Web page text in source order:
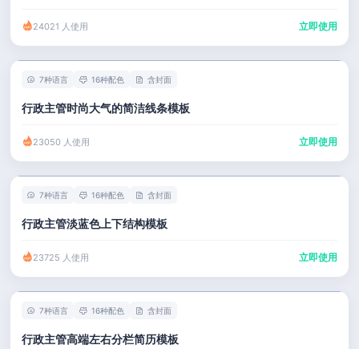
24021 人使用 立即使用
7种语言 16种配色 含封面
行政主管时尚大气的简洁线条模板
23050 人使用 立即使用
7种语言 16种配色 含封面
行政主管淡蓝色上下结构模板
23725 人使用 立即使用
7种语言 16种配色 含封面
行政主管高端左右分栏简历模板